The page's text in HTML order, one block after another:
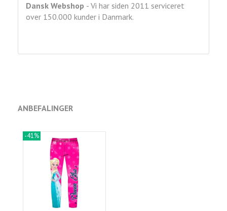
Dansk Webshop - Vi har siden 2011 serviceret
over 150.000 kunder i Danmark.
ANBEFALINGER
-41%